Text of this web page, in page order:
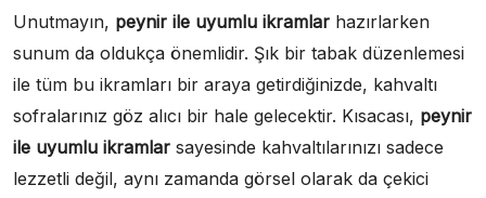
Unutmayın, peynir ile uyumlu ikramlar hazırlarken
sunum da oldukça önemlidir. Şık bir tabak düzenlemesi
ile tüm bu ikramları bir araya getirdiğinizde, kahvaltı
sofralarınız göz alıcı bir hale gelecektir. Kısacası, peynir
ile uyumlu ikramlar sayesinde kahvaltılarınızı sadece
lezzetli değil, aynı zamanda görsel olarak da çekici